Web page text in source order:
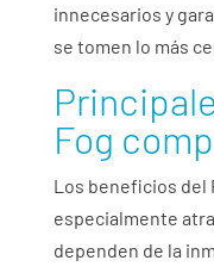
innecesarios y
se tomen lo más
Fog
Los beneficios del
especialmente
dependen de la